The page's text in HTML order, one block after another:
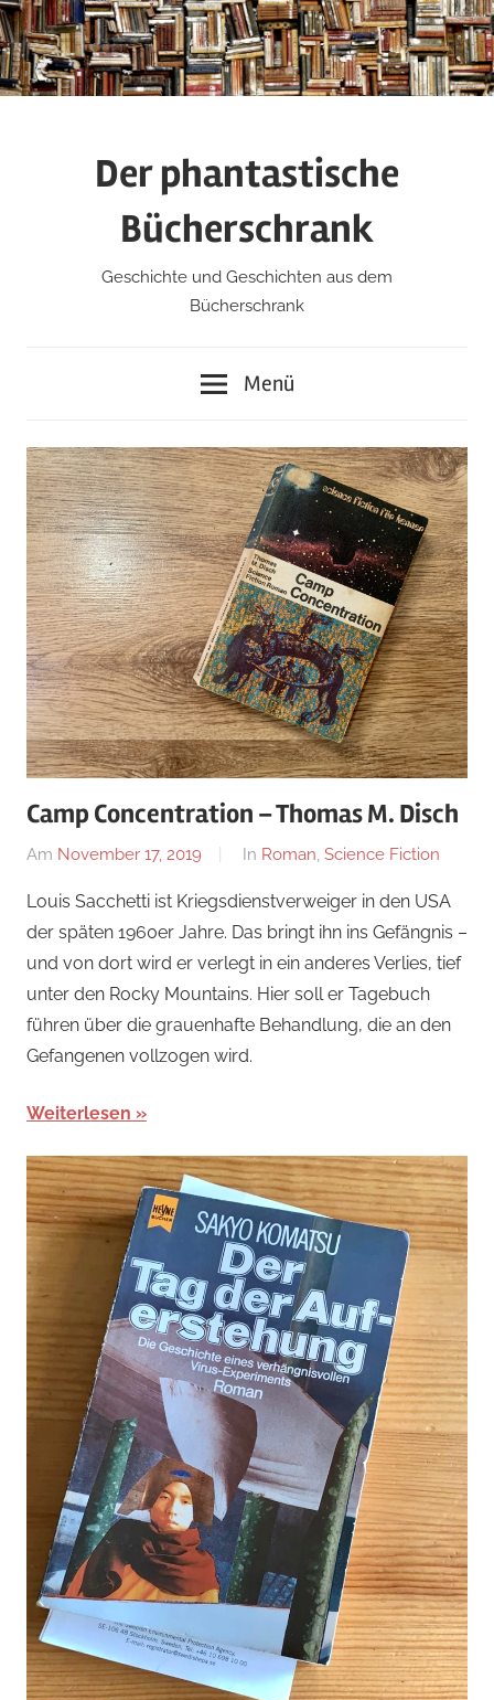
Zum
Inhalt
springen
Der phantastische
Bücherschrank
Geschichte und Geschichten aus dem
Bücherschrank
Menü
Camp Concentration – Thomas M. Disch
Am November 17, 2019
Von
In Roman, Science Fiction
Louis Sacchetti ist Kriegsdienstverweiger in den USA
der späten 1960er Jahre. Das bringt ihn ins Gefängnis –
und von dort wird er verlegt in ein anderes Verlies, tief
unter den Rocky Mountains. Hier soll er Tagebuch
führen über die grauenhafte Behandlung, die an den
Gefangenen vollzogen wird.
Weiterlesen